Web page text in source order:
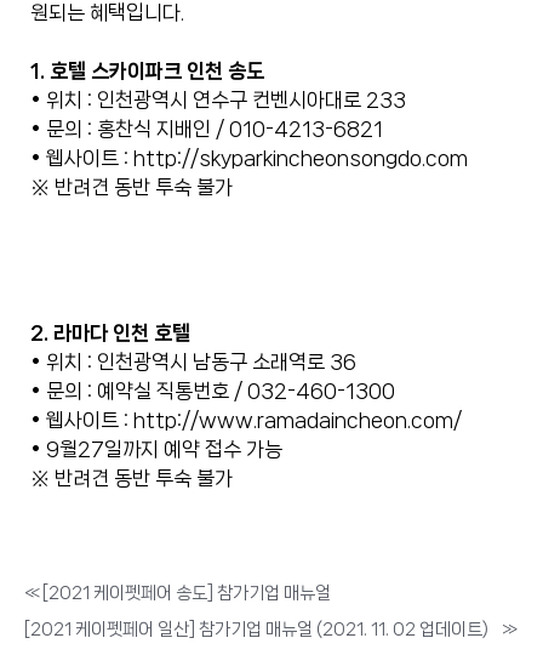
원되는 혜택입니다.
1. 호텔 스카이파크 인천 송도
• 위치 : 인천광역시 연수구 컨벤시아대로 233
• 문의 : 홍찬식 지배인 / 010-4213-6821
• 웹사이트 : http://skyparkincheonsongdo.com
※ 반려견 동반 투숙 불가
2. 라마다 인천 호텔
• 위치 : 인천광역시 남동구 소래역로 36
• 문의 : 예약실 직통번호 / 032-460-1300
• 웹사이트 : http://www.ramadaincheon.com/
• 9월27일까지 예약 접수 가능
※ 반려견 동반 투숙 불가
« [2021 케이펫페어 송도] 참가기업 매뉴얼
[2021 케이펫페어 일산] 참가기업 매뉴얼 (2021. 11. 02 업데이트)
»